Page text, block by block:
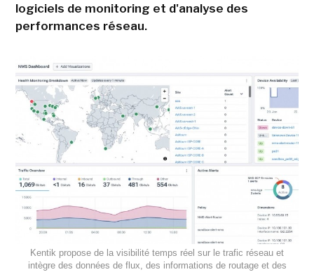
logiciels de monitoring et d'analyse des
performances réseau.
Kentik propose de la visibilité temps réel sur le trafic réseau et
intègre des données de flux, des informations de routage et des